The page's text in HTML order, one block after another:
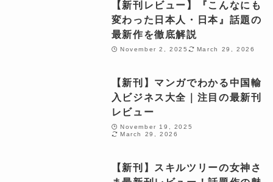
【新刊レビュー】『こんなにも
変わった日本人・日本』話題の
最新作を徹底解説
November 2, 2025 March 29, 2026
【新刊】マンガでわかる中国輸
入ビジネス大全｜注目の最新刊
レビュー
November 19, 2025
March 29, 2026
【新刊】スキルツリーの女神さ